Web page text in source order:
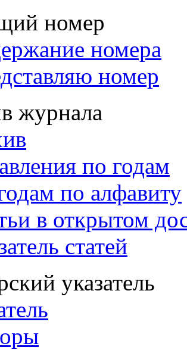
номер
номера
номер
журнала
по годам
по алфавиту
в открытом
статей
указатель